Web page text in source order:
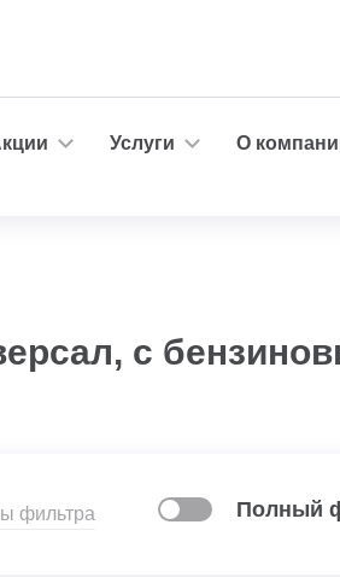
Услуги
О
с
фильтра Полный